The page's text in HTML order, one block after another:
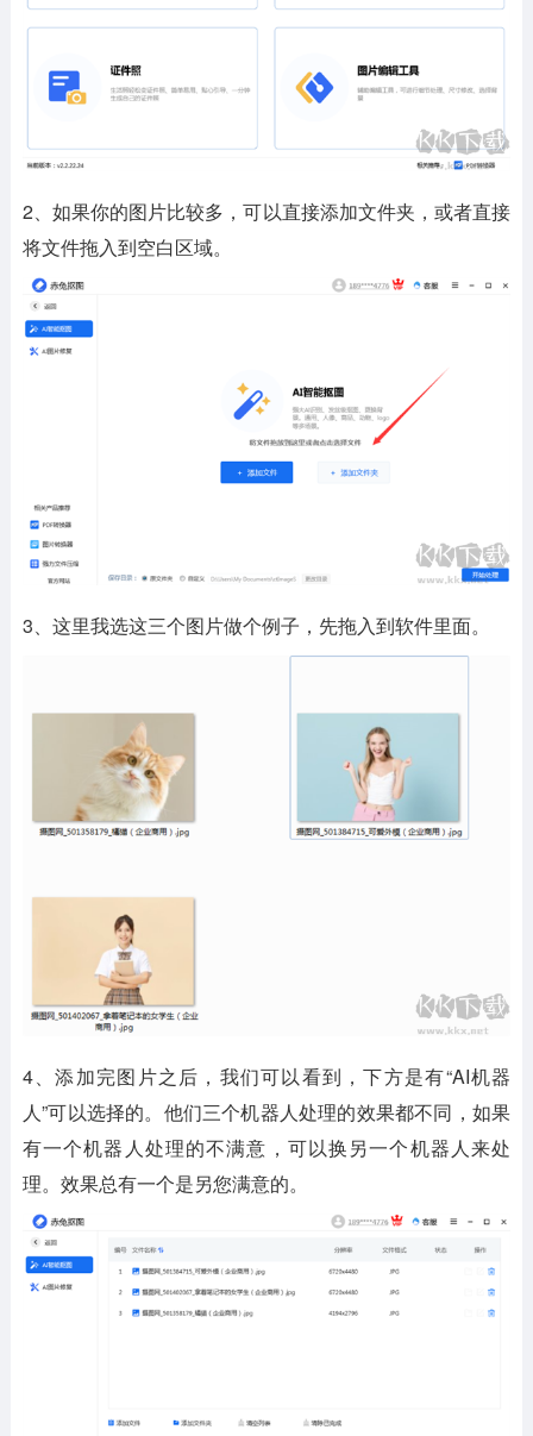
2、如果你的图片比较多，可以直接添加文件夹，或者直接
将文件拖入到空白区域。
3、这里我选这三个图片做个例子，先拖入到软件里面。
4、添加完图片之后，我们可以看到，下方是有“AI机器
人”可以选择的。他们三个机器人处理的效果都不同，如果
有一个机器人处理的不满意，可以换另一个机器人来处
理。效果总有一个是另您满意的。